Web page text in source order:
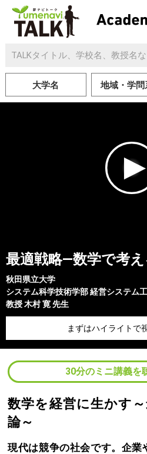
大学名 地域・学問
最適戦略―数学で考
秋田県立大学
システム科学技術学部経営システム
教授木村 寛先生
まずはハイライトで
30分のミニ講義を
数学を経営に生かす
論～
現代は競争の社会です。企業